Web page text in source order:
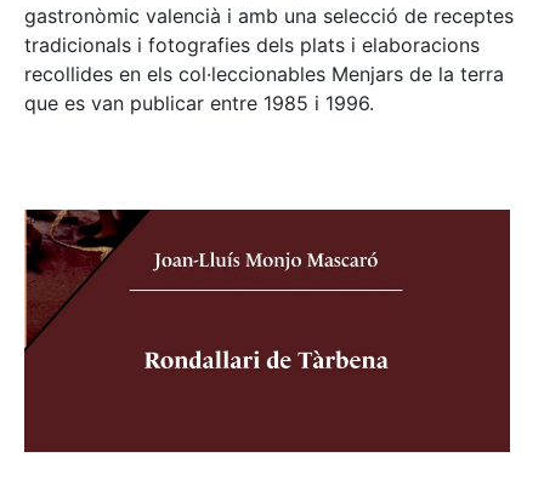
gastronòmic valencià i amb una selecció de receptes
tradicionals i fotografies dels plats i elaboracions
recollides en els col·leccionables Menjars de la terra
que es van publicar entre 1985 i 1996.